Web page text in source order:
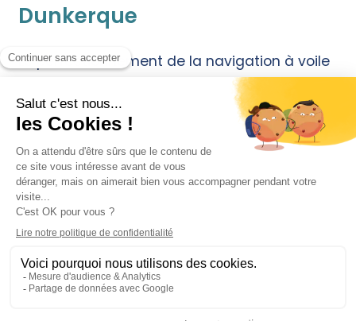
Dunkerque
Le perfectionnement de la navigation à voile
est un processus continu qui permet aux
marins de gagner en expérience et en
habileté. À mesure que les plaisanciers
naviguent dans la mer du Nord ou en
Manche, ils développent une meilleure
compréhension de la météo, de la navigation
en mer et de l’utilisation des instruments de
navigation. Ils apprennent également à
mieux connaître leur bateau et à l’entretenir
en mer et au port. Toutes ces compétences